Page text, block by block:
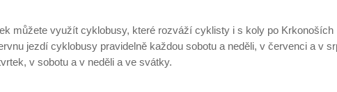
můžete využít cyklobusy, které rozváží cyklisty i s koly po Krkonoších
jezdí cyklobusy pravidelně každou sobotu a neděli, v červenci a v
v sobotu a v neděli a ve svátky.